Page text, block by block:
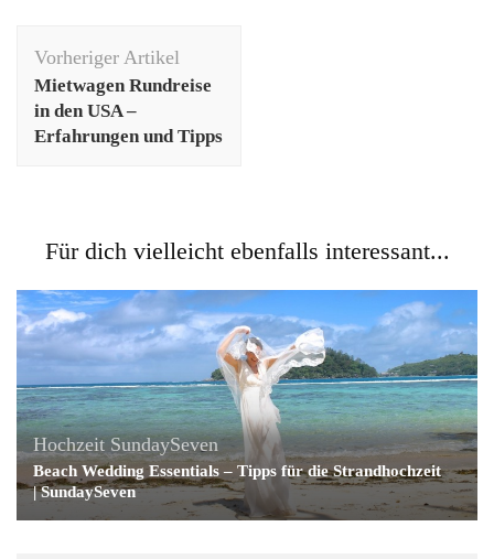
Vorheriger Artikel
Mietwagen Rundreise
in den USA –
Erfahrungen und Tipps
Für dich vielleicht ebenfalls interessant...
Hochzeit SundaySeven
Beach Wedding Essentials – Tipps für die Strandhochzeit
| SundaySeven